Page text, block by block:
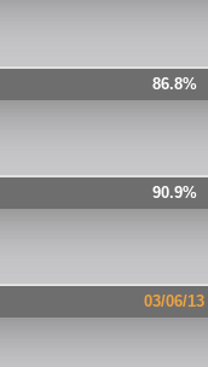
86.8%
90.9%
03/06/13